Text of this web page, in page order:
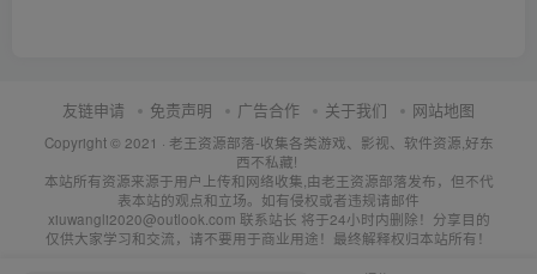
友链申请 免责声明 广告合作 关于我们 网站地图
Copyright © 2021 · 老王资源部落-收集各类游戏、影视、软件资源,好东
西不私藏!
本站所有资源来源于用户上传和网络收集,由老王资源部落发布，但不代
表本站的观点和立场。如有侵权或者违规请邮件
xiuwangli2020@outlook.com 联系站长 将于24小时内删除！分享目的
仅供大家学习和交流，请不要用于商业用途！最终解释权归本站所有！